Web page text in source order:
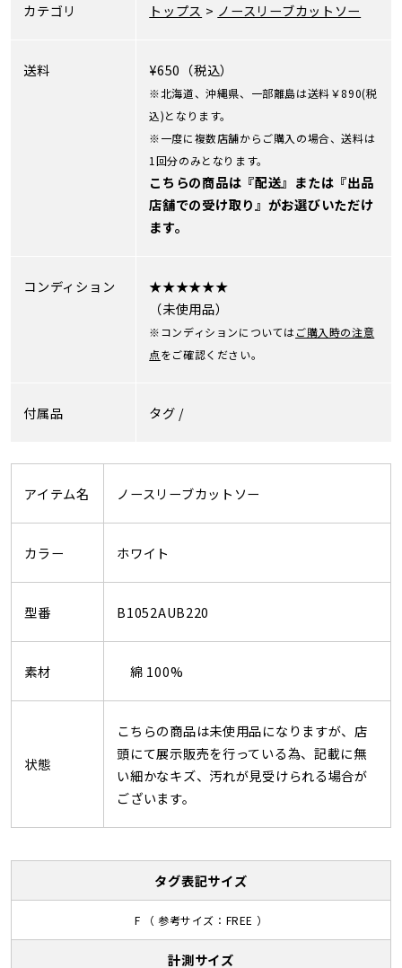
カテゴリ トップス > ノースリーブカットソー
送料 ¥650（税込）
※北海道、沖縄県、一部離島は送料￥890(税
込)となります。
※一度に複数店舗からご購入の場合、送料は
1回分のみとなります。
こちらの商品は『配送』または『出品
店舗での受け取り』がお選びいただけ
ます。
コンディション
★★★★★★
（未使用品）
※コンディションについてはご購入時の注意
点をご確認ください。
付属品 タグ /
アイテム名 ノースリーブカットソー
カラー ホワイト
型番 B1052AUB220
素材 綿 100%
状態
こちらの商品は未使用品になりますが、店
頭にて展示販売を行っている為、記載に無
い細かなキズ、汚れが見受けられる場合が
ございます。
タグ表記サイズ
F （ 参考サイズ：FREE ）
計測サイズ